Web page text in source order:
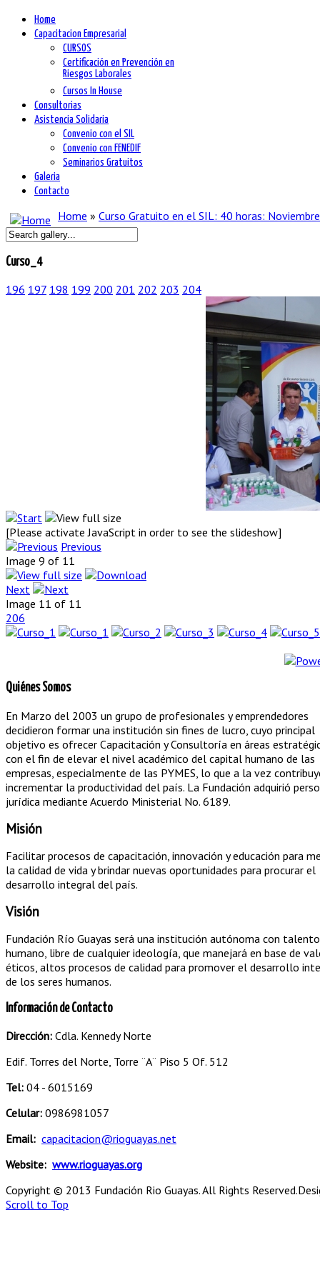
Home
Capacitacion Empresarial
CURSOS
Certificación en Prevención en
Riesgos Laborales
Cursos In House
Consultorias
Asistencia Solidaria
Convenio con el SIL
Convenio con FENEDIF
Seminarios Gratuitos
Galeria
Contacto
Home » Curso Gratuito en el SIL: 40 horas:
Curso_4
196 197 198 199 200 201 202 203 204
[Please activate JavaScript in order to see the slideshow]
Previous
Image 9 of 11
Next
Image 11 of 11
206
Quiénes Somos
En Marzo del 2003 un grupo de profesionales y emprendedores
decidieron formar una institución sin fines de lucro, cuyo principal
objetivo es ofrecer Capacitación y Consultoría en áreas
con el fin de elevar el nivel académico del capital humano de las
empresas, especialmente de las PYMES, lo que a la vez
incrementar la productividad del país. La Fundación adquirió
jurídica mediante Acuerdo Ministerial No. 6189.
Misión
Facilitar procesos de capacitación, innovación y educación para
la calidad de vida y brindar nuevas oportunidades para procurar el
desarrollo integral del país.
Visión
Fundación Río Guayas será una institución autónoma con talento
humano, libre de cualquier ideología, que manejará en base de
éticos, altos procesos de calidad para promover el desarrollo
de los seres humanos.
Información de Contacto
Dirección: Cdla. Kennedy Norte
Edif. Torres del Norte, Torre ¨A¨ Piso 5 Of. 512
Tel: 04 - 6015169
Celular: 0986981057
Email: capacitacion@rioguayas.net
Website: www.rioguayas.org
Copyright © 2013 Fundación Rio Guayas. All Rights Reserved.
Scroll to Top